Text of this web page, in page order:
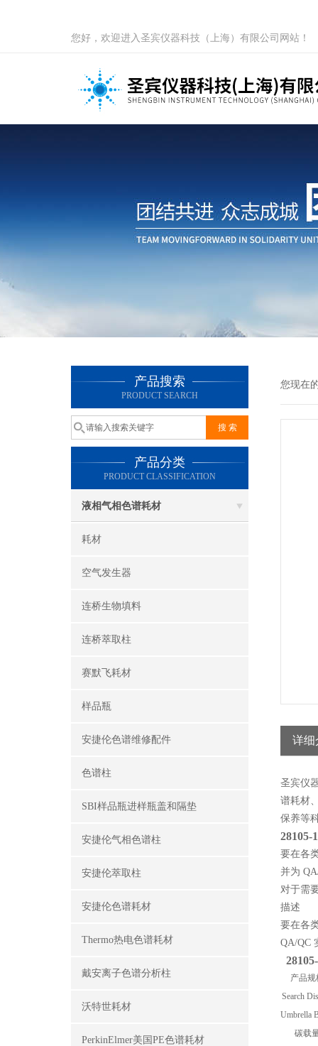
您好，欢迎进入圣宾仪器科技（上海）有限公司网站！
产品搜索
PRODUCT SEARCH
产品分类
PRODUCT CLASSIFICATION
液相气相色谱耗材
耗材
空气发生器
连桥生物填料
连桥萃取柱
赛默飞耗材
样品瓶
安捷伦色谱维修配件
色谱柱
SBI样品瓶进样瓶盖和隔垫
安捷伦气相色谱柱
安捷伦萃取柱
安捷伦色谱耗材
Thermo热电色谱耗材
戴安离子色谱分析柱
沃特世耗材
PerkinElmer美国PE色谱耗材
您现在
详细
圣宾仪
谱耗材
保养等
28105-
要在各
并为
对于需
描述
要在各
QA/QC
产品规
Search
Umbrella
碳载